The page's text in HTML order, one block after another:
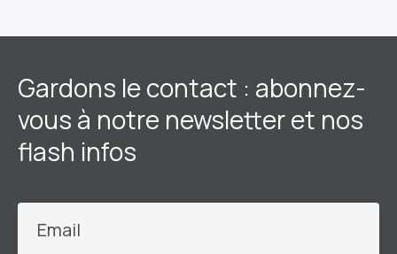
Gardons le contact : abonnez-
vous à notre newsletter et nos
flash infos
Email